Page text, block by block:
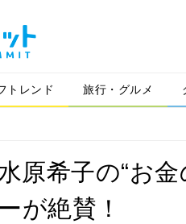
トレンド 旅行・グルメ
原希子の“お
が絶賛！